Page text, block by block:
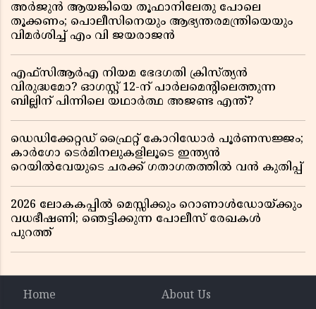
അർജുൻ ആയങ്കിയെ തൂഫാനിലേതു പോലെ
തൂക്കണം; പൊലീസിനെയും ആഭ്യന്തരമന്ത്രിയെയും
വിമർശിച്ച് എം വി ജയരാജൻ
എഫ്സിആർഎ നിയമ ഭേദഗതി ക്രിസ്ത്യൻ
വിരുദ്ധമോ? ഓഗസ്റ്റ് 12-ന് പാർലമെന്റിലെത്തുന്ന
ബില്ലിന് പിന്നിലെ യഥാർത്ഥ അജണ്ട എന്ത്?
ഡെഡിക്കേറ്റഡ് ഫ്രൈറ്റ് കോറിഡോർ പൂർണസജ്ജം;
കാർഗോ ടെർമിനലുകളിലൂടെ ഇന്ത്യൻ
റെയിൽവേയുടെ ചരക്ക് ഗതാഗതത്തിൽ വൻ കുതിപ്പ്
2026 ലോകകപ്പിൽ മെസ്സിക്കും റൊണാൾഡോയ്ക്കും
വധഭീഷണി; ഞെട്ടിക്കുന്ന പോലീസ് രേഖകൾ
പുറത്ത്
Home
About Us